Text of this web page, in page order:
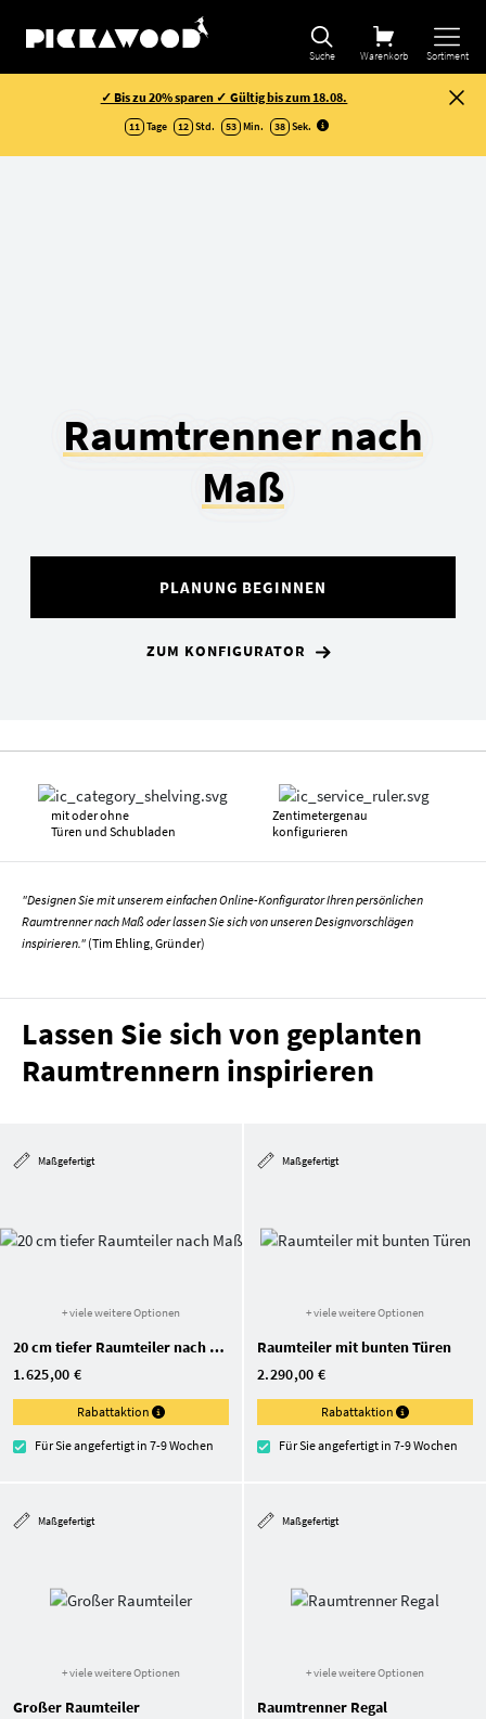
Suche Warenkorb Sortiment
✓ Bis zu 20% sparen ✓ Gültig bis zum 18.08.
11 Tage 12 Std. 53 Min. 38 Sek.
Raumtrenner nach
Maß
PLANUNG BEGINNEN
ZUM KONFIGURATOR
mit oder ohne
Türen und Schubladen
Zentimetergenau
konfigurieren
"Designen Sie mit unserem einfachen Online-Konfigurator Ihren persönlichen
Raumtrenner nach Maß oder lassen Sie sich von unseren Designvorschlägen
inspirieren." (Tim Ehling, Gründer)
Lassen Sie sich von geplanten
Raumtrennern inspirieren
Maßgefertigt
+ viele weitere Optionen
20 cm tiefer Raumteiler nach Maß
1.625,00 €
Rabattaktion
Für Sie angefertigt in 7-9 Wochen
Maßgefertigt
+ viele weitere Optionen
Raumteiler mit bunten Türen
2.290,00 €
Rabattaktion
Für Sie angefertigt in 7-9 Wochen
Maßgefertigt
+ viele weitere Optionen
Großer Raumteiler
Maßgefertigt
+ viele weitere Optionen
Raumtrenner Regal